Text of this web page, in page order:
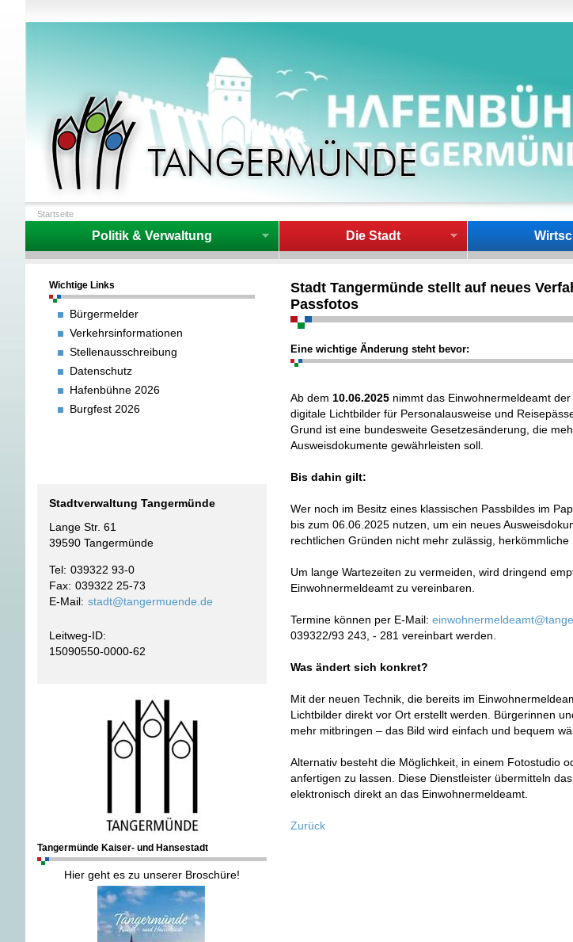
Startseite
Politik & Verwaltung Die Stadt
Stadt Tangermünde stellt auf neues
Passfotos
Eine wichtige Änderung steht bevor:
Ab dem 10.06.2025 nimmt das Einwohnermeldeamt
digitale Lichtbilder für Personalausweise und
Grund ist eine bundesweite Gesetzesänderung, die
Ausweisdokumente gewährleisten soll.
Bis dahin gilt:
Wer noch im Besitz eines klassischen Passbildes im
bis zum 06.06.2025 nutzen, um ein neues
rechtlichen Gründen nicht mehr zulässig, herkömmliche
Um lange Wartezeiten zu vermeiden, wird dringend
Einwohnermeldeamt zu vereinbaren.
Termine können per E-Mail:
039322/93 243, - 281 vereinbart werden.
Was ändert sich konkret?
Mit der neuen Technik, die bereits im
Lichtbilder direkt vor Ort erstellt werden. Bürgerinnen
mehr mitbringen – das Bild wird einfach und bequem
Alternativ besteht die Möglichkeit, in einem Fotostudio
anfertigen zu lassen. Diese Dienstleister übermitteln
elektronisch direkt an das Einwohnermeldeamt.
Zurück
Wichtige Links
Bürgermelder
Verkehrsinformationen
Stellenausschreibung
Datenschutz
Hafenbühne 2026
Burgfest 2026
Stadtverwaltung Tangermünde
Lange Str. 61
39590 Tangermünde
Tel
039322 93-0
Fax 039322 25-73
E-Mail
stadt@tangermuende.de
Leitweg-ID:
15090550-0000-62
Tangermünde Kaiser- und Hansestadt
Hier geht es zu unserer Broschüre!